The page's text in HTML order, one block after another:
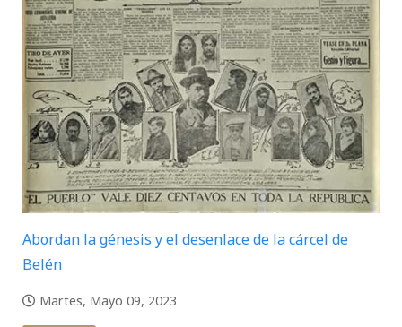
Abordan la génesis y el desenlace de la cárcel de
Belén
Martes, Mayo 09, 2023